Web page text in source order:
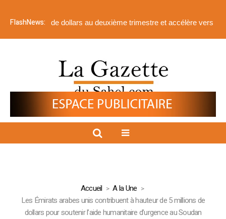
FlashNews:de dollars au deuxième trimestre et accélère vers
Accueil
A la Une
Les Émirats arabes unis contribuent à hauteur de 5 millions de
dollars pour soutenir l’aide humanitaire d’urgence au Soudan